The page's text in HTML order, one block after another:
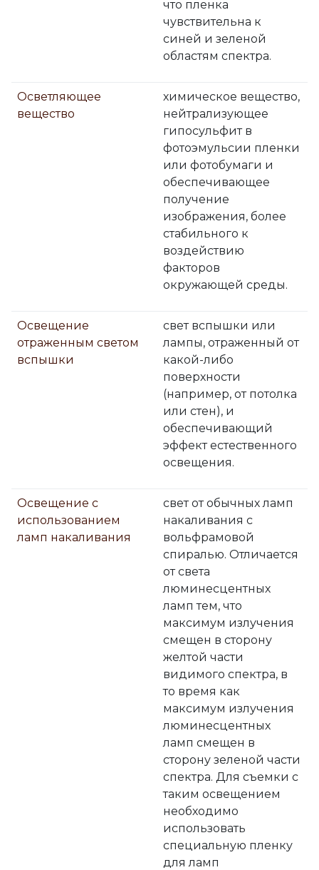
что пленка
чувствительна к
синей и зеленой
областям спектра.
Осветляющее
вещество
химическое вещество,
нейтрализующее
гипосульфит в
фотоэмульсии пленки
или фотобумаги и
обеспечивающее
получение
изображения, более
стабильного к
воздействию
факторов
окружающей среды.
Освещение
отраженным светом
вспышки
свет вспышки или
лампы, отраженный от
какой-либо
поверхности
(например, от потолка
или стен), и
обеспечивающий
эффект естественного
освещения.
Освещение с
использованием
ламп накаливания
свет от обычных ламп
накаливания с
вольфрамовой
спиралью. Отличается
от света
люминесцентных
ламп тем, что
максимум излучения
смещен в сторону
желтой части
видимого спектра, в
то время как
максимум излучения
люминесцентных
ламп смещен в
сторону зеленой части
спектра. Для съемки с
таким освещением
необходимо
использовать
специальную пленку
для ламп